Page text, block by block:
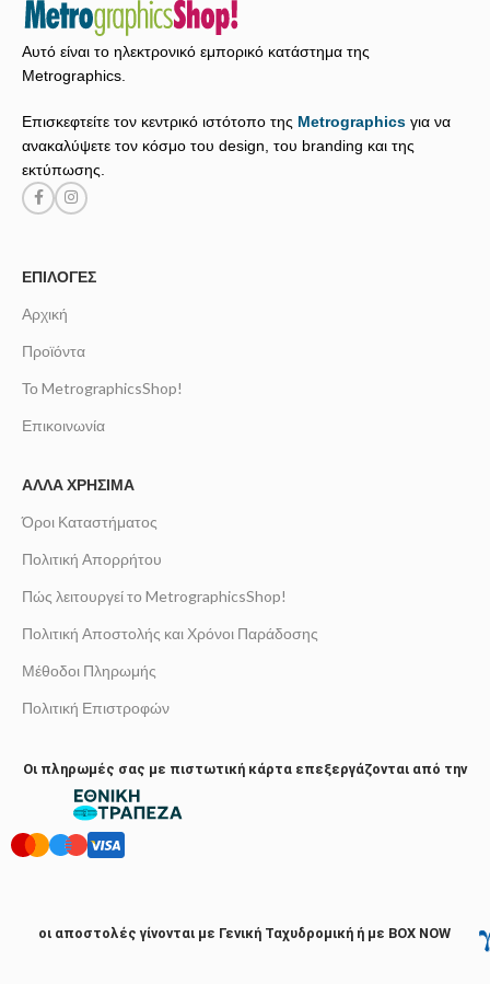
Αυτό είναι το ηλεκτρονικό εμπορικό κατάστημα της
Metrographics.
Επισκεφτείτε τον κεντρικό ιστότοπο της Metrographics για να
ανακαλύψετε τον κόσμο του design, του branding και της
εκτύπωσης.
ΕΠΙΛΟΓΈΣ
Αρχική
Προϊόντα
Το MetrographicsShop!
Επικοινωνία
ΆΛΛΑ ΧΡΉΣΙΜΑ
Όροι Καταστήματος
Πολιτική Απορρήτου
Πώς λειτουργεί το MetrographicsShop!
Πολιτική Αποστολής και Χρόνοι Παράδοσης
Μέθοδοι Πληρωμής
Πολιτική Επιστροφών
Οι πληρωμές σας με πιστωτική κάρτα επεξεργάζονται από την
οι αποστολές γίνονται με Γενική Ταχυδρομική ή με BOX NOW